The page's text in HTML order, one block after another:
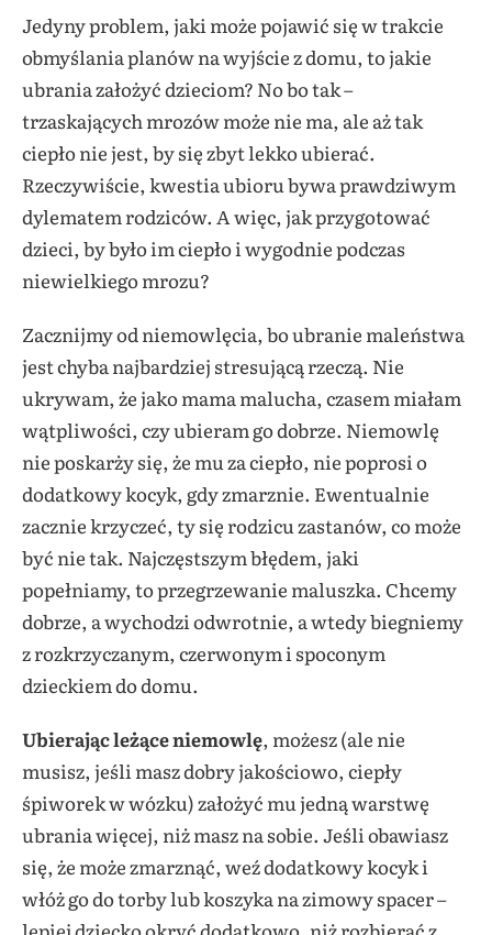
Jedyny problem, jaki może pojawić się w trakcie
obmyślania planów na wyjście z domu, to jakie
ubrania założyć dzieciom? No bo tak –
trzaskających mrozów może nie ma, ale aż tak
ciepło nie jest, by się zbyt lekko ubierać.
Rzeczywiście, kwestia ubioru bywa prawdziwym
dylematem rodziców. A więc, jak przygotować
dzieci, by było im ciepło i wygodnie podczas
niewielkiego mrozu?
Zacznijmy od niemowlęcia, bo ubranie maleństwa
jest chyba najbardziej stresującą rzeczą. Nie
ukrywam, że jako mama malucha, czasem miałam
wątpliwości, czy ubieram go dobrze. Niemowlę
nie poskarży się, że mu za ciepło, nie poprosi o
dodatkowy kocyk, gdy zmarznie. Ewentualnie
zacznie krzyczeć, ty się rodzicu zastanów, co może
być nie tak. Najczęstszym błędem, jaki
popełniamy, to przegrzewanie maluszka. Chcemy
dobrze, a wychodzi odwrotnie, a wtedy biegniemy
z rozkrzyczanym, czerwonym i spoconym
dzieckiem do domu.
Ubierając leżące niemowlę, możesz (ale nie
musisz, jeśli masz dobry jakościowo, ciepły
śpiworek w wózku) założyć mu jedną warstwę
ubrania więcej, niż masz na sobie. Jeśli obawiasz
się, że może zmarznąć, weź dodatkowy kocyk i
włóż go do torby lub koszyka na zimowy spacer –